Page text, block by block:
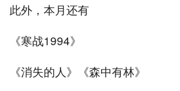
此外，本月还有
《寒战1994》
《消失的人》《森中有林》